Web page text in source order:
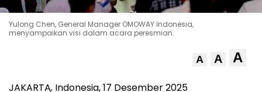
Yulong Chen, General Manager OMOWAY Indonesia,
menyampaikan visi dalam acara peresmian.
A A A
JAKARTA, Indonesia, 17 Desember 2025